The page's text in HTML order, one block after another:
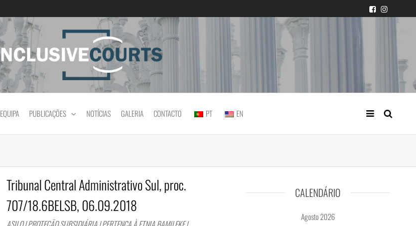
Igualdade e diferença cultural na prática judicial portuguesa
EQUIPA PUBLICAÇÕES NOTÍCIAS GALERIA CONTACTO PT EN
Tribunal Central Administrativo Sul, proc.
707/18.6BELSB, 06.09.2018
CALENDÁRIO
Agosto 2026